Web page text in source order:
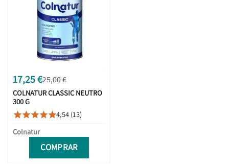
17,25 €25,00 €
COLNATUR CLASSIC NEUTRO
300 G
4,54 (13)
Colnatur
COMPRAR